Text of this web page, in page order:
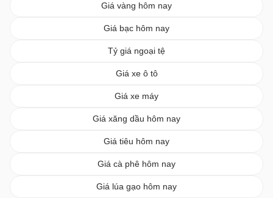
Giá vàng hôm nay
Giá bạc hôm nay
Tỷ giá ngoại tệ
Giá xe ô tô
Giá xe máy
Giá xăng dầu hôm nay
Giá tiêu hôm nay
Giá cà phê hôm nay
Giá lúa gạo hôm nay